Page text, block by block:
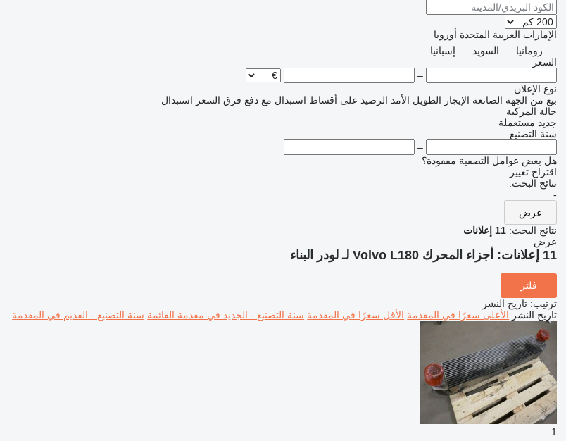
الإمارات العربية المتحدة أوروبا
رومانيا
السويد
إسبانيا
السعر
–
نوع الإعلان
بيع من الجهة الصانعة الإيجار الطويل الأمد الرصيد على أقساط استبدال مع دفع فرق السعر استبدال
حالة المركبة
جديد مستعملة
سنة التصنيع
–
هل بعض عوامل التصفية مفقودة؟
اقتراح تغيير
نتائج البحث:
-
عرض
نتائج البحث: 11 إعلانات
عرض
11 إعلانات: أجزاء المحرك Volvo L180 لـ لودر البناء
فلتر
ترتيب: تاريخ النشر
تاريخ النشر الأعلى سعرًا في المقدمة الأقل سعرًا في المقدمة سنة التصنيع - الجديد في مقدمة القائمة سنة التصنيع - القديم في المقدمة
1